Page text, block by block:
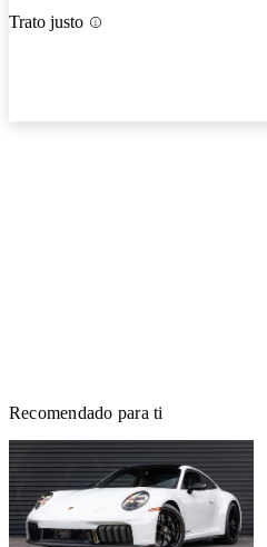
Trato justo
Recomendado para ti